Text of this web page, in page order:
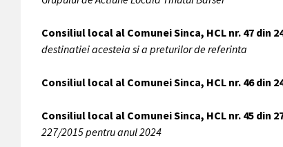
Consiliul local al Comunei Sinca, HCL nr. 47 din
destinatiei acesteia si a preturilor de referinta
Consiliul local al Comunei Sinca, HCL nr. 46 din
Consiliul local al Comunei Sinca, HCL nr. 45 din
227/2015 pentru anul 2024